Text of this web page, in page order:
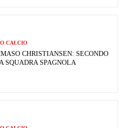
CALCIO
CHRISTIANSEN: SECONDO
SQUADRA SPAGNOLA